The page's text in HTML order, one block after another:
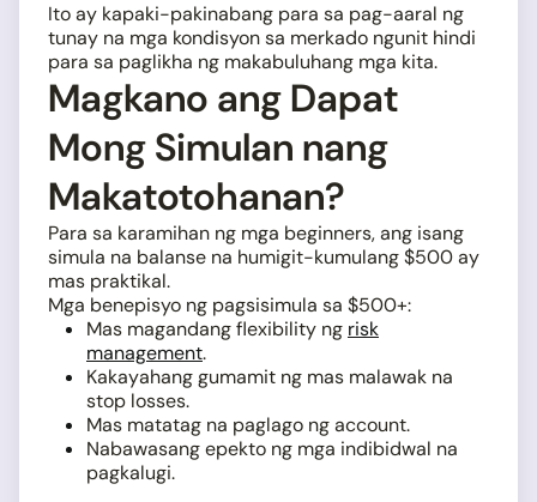
Ito ay kapaki-pakinabang para sa pag-aaral ng
tunay na mga kondisyon sa merkado ngunit hindi
para sa paglikha ng makabuluhang mga kita.
Magkano ang Dapat
Mong Simulan nang
Makatotohanan?
Para sa karamihan ng mga beginners, ang isang
simula na balanse na humigit-kumulang $500 ay
mas praktikal.
Mga benepisyo ng pagsisimula sa $500+:
Mas magandang flexibility ng risk
management.
Kakayahang gumamit ng mas malawak na
stop losses.
Mas matatag na paglago ng account.
Nabawasang epekto ng mga indibidwal na
pagkalugi.